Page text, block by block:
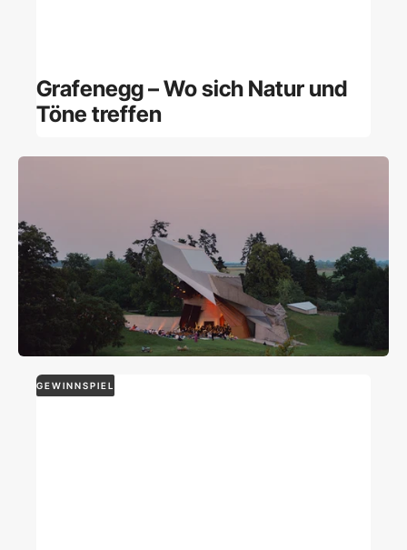
Grafenegg – Wo sich Natur und
Töne treffen
GEWINNSPIEL